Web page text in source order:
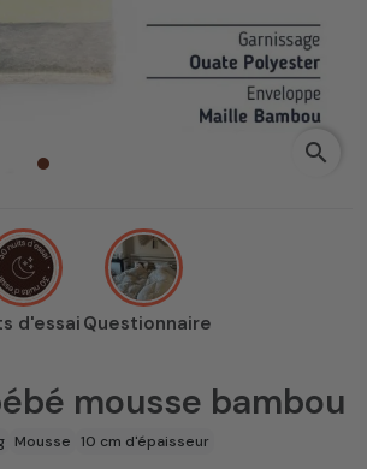
search
d'essaiQuestionnaire
mousse bambou
Mousse 10 cm d'épaisseur